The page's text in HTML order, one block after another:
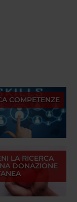
COMPETENZE
LA RICERCA
DONAZIONE